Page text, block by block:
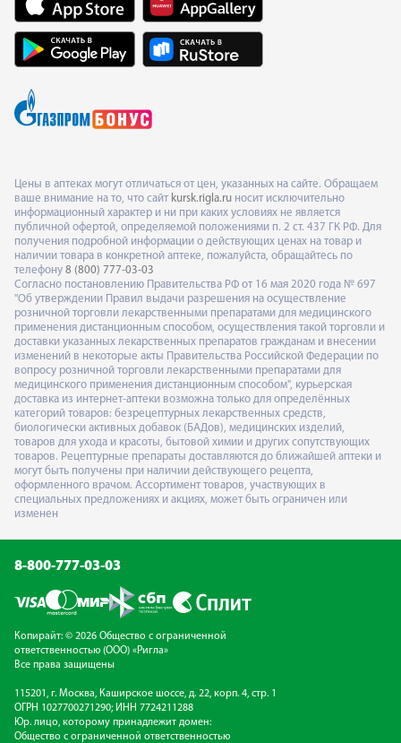
Цены в аптеках могут отличаться от цен, указанных на сайте. Обращаем
ваше внимание на то, что сайт kursk.rigla.ru носит исключительно
информационный характер и ни при каких условиях не является
публичной офертой, определяемой положениями п. 2 ст. 437 ГК РФ. Для
получения подробной информации о действующих ценах на товар и
наличии товара в конкретной аптеке, пожалуйста, обращайтесь по
телефону 8 (800) 777-03-03
Согласно постановлению Правительства РФ от 16 мая 2020 года № 697
"Об утверждении Правил выдачи разрешения на осуществление
розничной торговли лекарственными препаратами для медицинского
применения дистанционным способом, осуществления такой торговли и
доставки указанных лекарственных препаратов гражданам и внесении
изменений в некоторые акты Правительства Российской Федерации по
вопросу розничной торговли лекарственными препаратами для
медицинского применения дистанционным способом", курьерская
доставка из интернет-аптеки возможна только для определённых
категорий товаров: безрецептурных лекарственных средств,
биологически активных добавок (БАДов), медицинских изделий,
товаров для ухода и красоты, бытовой химии и других сопутствующих
товаров. Рецептурные препараты доставляются до ближайшей аптеки и
могут быть получены при наличии действующего рецепта,
оформленного врачом. Ассортимент товаров, участвующих в
специальных предложениях и акциях, может быть ограничен или
изменен
8-800-777-03-03
Копирайт: © 2026 Общество с ограниченной
ответственностью (ООО) «Ригла»
Все права защищены
115201, г. Москва, Каширское шоссе, д. 22, корп. 4, стр. 1
ОГРН 1027700271290; ИНН 7724211288
Юр. лицо, которому принадлежит домен:
Общество с ограниченной ответственностью